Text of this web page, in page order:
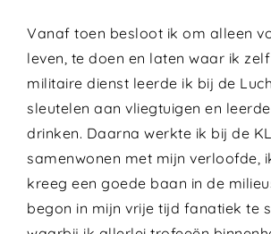
Vanaf toen besloot ik om alleen
leven, te doen en laten waar ik
militaire dienst leerde ik bij de
sleutelen aan vliegtuigen en
drinken. Daarna werkte ik bij de
samenwonen met mijn verloofde,
kreeg een goede baan in de
begon in mijn vrije tijd fanatiek te